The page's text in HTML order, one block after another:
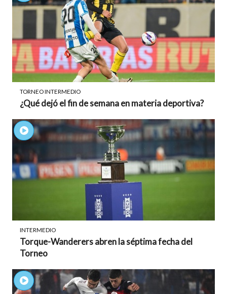
TORNEO INTERMEDIO
¿Qué dejó el fin de semana en materia deportiva?
INTERMEDIO
Torque-Wanderers abren la séptima fecha del
Torneo